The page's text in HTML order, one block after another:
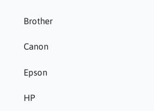
Brother
Canon
Epson
HP